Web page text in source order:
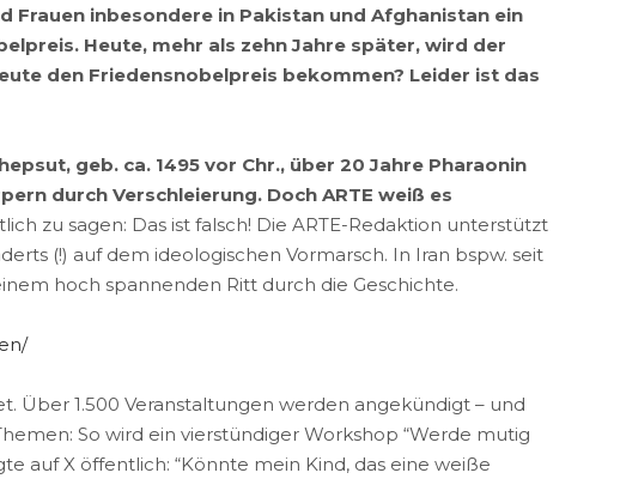
Frauen inbesondere in Pakistan und Afghanistan ein
Heute, mehr als zehn Jahre später, wird der
den Friedensnobelpreis bekommen? Leider ist das
geb. ca. 1495 vor Chr., über 20 Jahre Pharaonin
durch Verschleierung. Doch ARTE weiß es
zu sagen: Das ist falsch! Die ARTE-Redaktion unterstützt
(!) auf dem ideologischen Vormarsch. In Iran bspw. seit
hoch spannenden Ritt durch die Geschichte.
Über 1.500 Veranstaltungen werden angekündigt – und
So wird ein vierstündiger Workshop “Werde mutig
auf X öffentlich: “Könnte mein Kind, das eine weiße